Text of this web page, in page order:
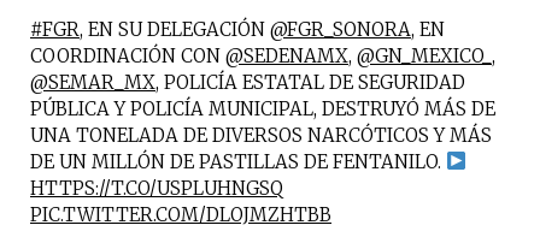
#FGR, EN SU DELEGACIÓN @FGR_SONORA, EN
COORDINACIÓN CON @SEDENAMX, @GN_MEXICO_ ,
@SEMAR_MX, POLICÍA ESTATAL DE SEGURIDAD
PÚBLICA Y POLICÍA MUNICIPAL, DESTRUYÓ MÁS DE
UNA TONELADA DE DIVERSOS NARCÓTICOS Y MÁS
DE UN MILLÓN DE PASTILLAS DE FENTANILO.
HTTPS://T.CO/USPLUHNGSQ
PIC.TWITTER.COM/DLOJMZHTBB